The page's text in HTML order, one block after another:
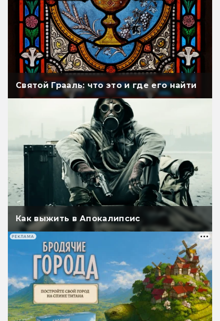
Святой Грааль: что это и где его найти
Как выжить в Апокалипсис
РЕКЛАМА